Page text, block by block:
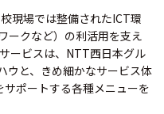
現場では整備されたICT環
ークなど）の利活用を支え
ービスは、NTT西日本グル
ウと、きめ細かなサービス体
ポートする各種メニューを